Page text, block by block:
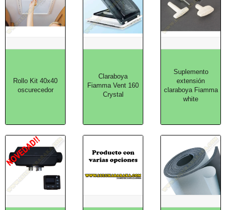
Rollo Kit 40x40
oscurecedor
Claraboya
Fiamma Vent 160
Crystal
Suplemento
extensión
claraboya Fiamma
white